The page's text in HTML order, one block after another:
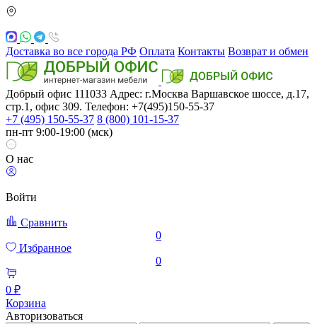
Доставка во все города РФ Оплата Контакты Возврат и обмен
Добрый офис 111033 Адрес: г.Москва Варшавское шоссе, д.17,
стр.1, офис 309. Телефон: +7(495)150-55-37
+7 (495) 150-55-37 8 (800) 101-15-37
пн-пт 9:00-19:00 (мск)
О нас
Войти
Сравнить
0
Избранное
0
0 ₽
Корзина
Авторизоваться